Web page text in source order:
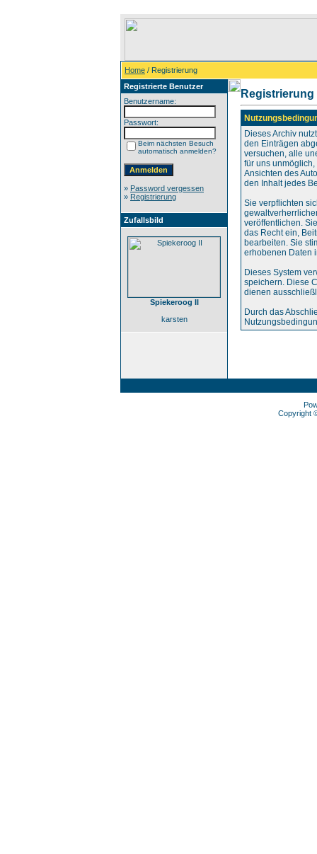
Home / Registrierung
Registrierte Benutzer
Benutzername:
Passwort:
Beim nächsten Besuch
automatisch anmelden?
» Password vergessen
» Registrierung
Zufallsbild
Spiekeroog II
karsten
Registrierung
Dieses Archiv
den Einträgen
versuchen, alle
für uns
Ansichten des
den Inhalt jedes
Sie verpflichten
veröffentlichen.
das Recht ein,
bearbeiten. Sie
erhobenen Daten
Dieses System
speichern. Diese
dienen
Durch das
Copyright